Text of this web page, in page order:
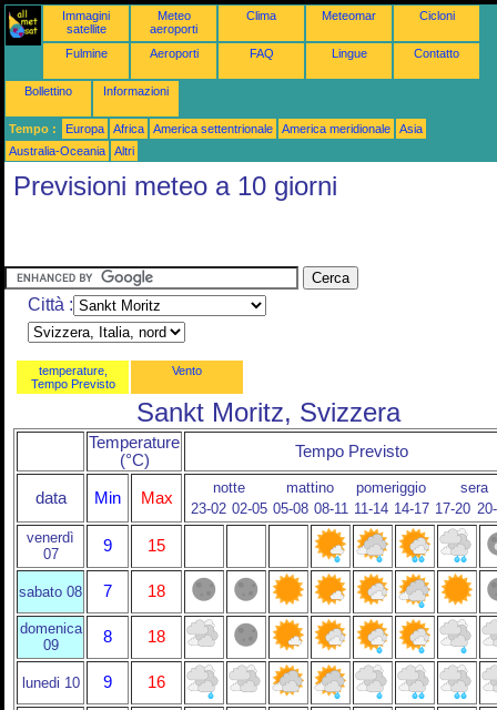
Immagini
satellite
Meteo
aeroporti
Clima Meteomar Cicloni
Fulmine Aeroporti FAQ Lingue Contatto
Bollettino Informazioni
Tempo : Europa Africa America settentrionale America meridionale
Asia
Australia-Oceania
Altri
Previsioni meteo a 10 giorni
Città :
temperature,
Tempo Previsto
Vento
Sankt Moritz, Svizzera
Temperature
(°C)
Tempo Previsto
data Min Max
notte mattino pomeriggio
sera
23-02 02-05 05-08 08-11 11-14 14-17 17-20
venerdì
07
9 15
sabato 08 7 18
domenica
09
8 18
lunedi 10 9 16